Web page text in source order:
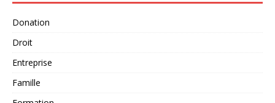
Donation
Droit
Entreprise
Famille